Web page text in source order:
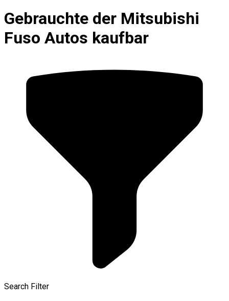
Gebrauchte der Mitsubishi
Fuso Autos kaufbar
Search Filter